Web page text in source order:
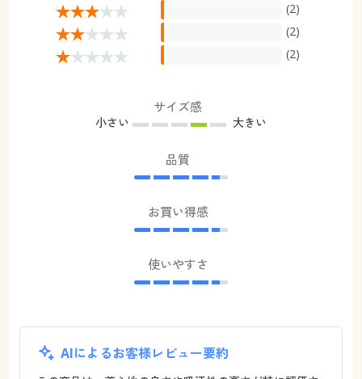
ご利用ガイド
よくある質問とお問い合わせ
よくある質問とお問い合わせ
(2)
(2)
(2)
サイズ感
小さい 大きい
品質
お買い得感
使いやすさ
AIによるお客様レビュー要約